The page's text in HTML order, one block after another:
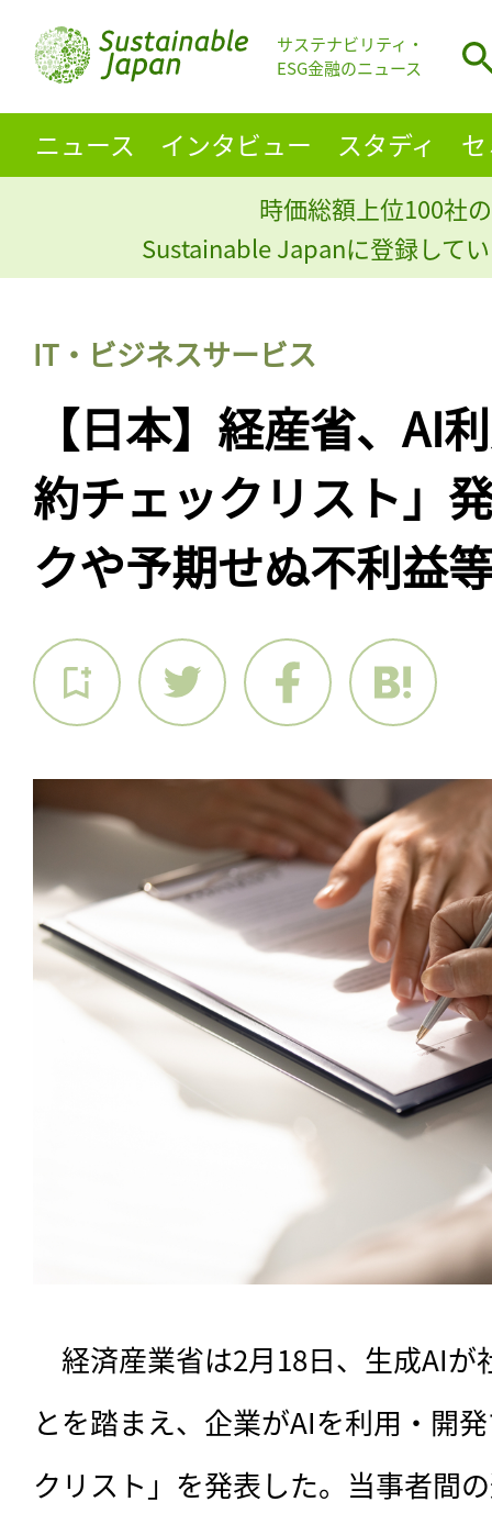
サステナビリティ・
ESG金融のニュース
ニュース インタビュー スタディ
時価総額上位100社
Sustainable Japanに登録して
IT・ビジネスサービス
【日本】経産省、AI
約チェックリスト」
クや予期せぬ不利益
経済産業省は2月18日、生成AIが
とを踏まえ、企業がAIを利用・開
クリスト」を発表した。当事者間